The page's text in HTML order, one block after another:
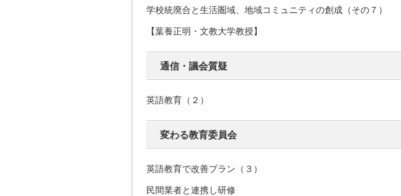
学校統廃合と生活圏域、地域コミュニティの創成（その７）
【葉養正明・文教大学教授】
通信・議会質疑
英語教育（２）
変わる教育委員会
英語教育で改善プラン（３）
民間業者と連携し研修